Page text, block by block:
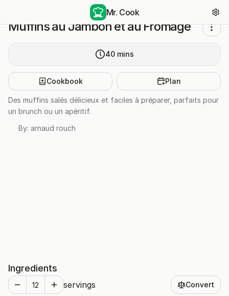
Muffins au Jambon et au Fromage
40 mins
Cookbook Plan
Des muffins salés délicieux et faciles à préparer, parfaits pour
un brunch ou un apéritif.
By: arnaud rouch
Ingredients
servings Convert
Mr. Cook